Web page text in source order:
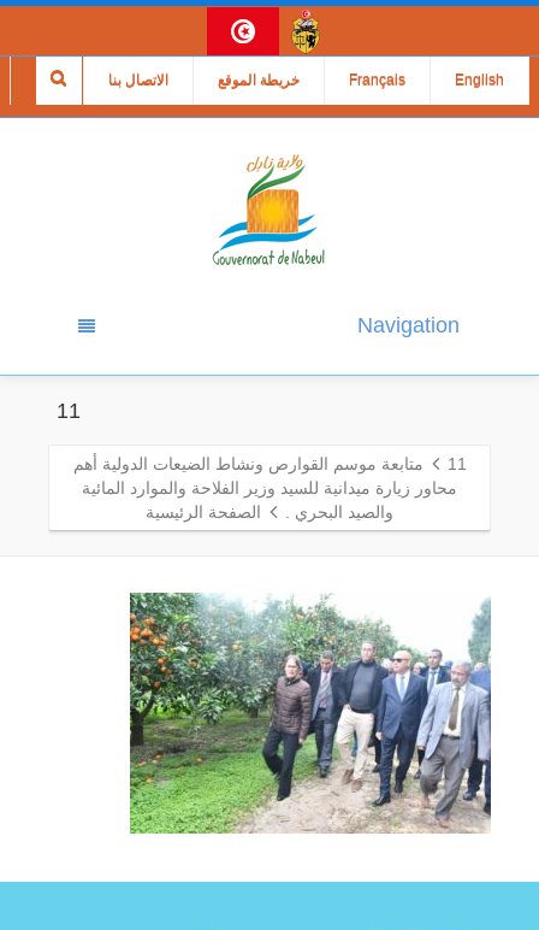
الاتصال بنا خريطة الموقع Français English
Navigation
11
11
متابعة موسم القوارص ونشاط الضيعات الدولية أهم
محاور زيارة ميدانية للسيد وزير الفلاحة والموارد المائية
والصيد البحري .
الصفحة الرئيسية